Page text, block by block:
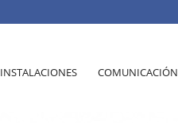
INSTALACIONES COMUNICACIÓN